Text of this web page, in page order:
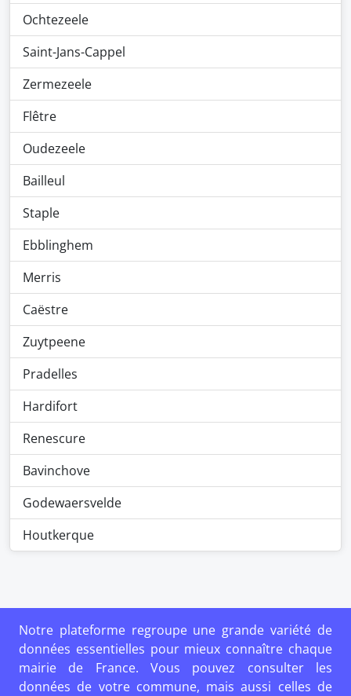
Ochtezeele
Saint-Jans-Cappel
Zermezeele
Flêtre
Oudezeele
Bailleul
Staple
Ebblinghem
Merris
Caëstre
Zuytpeene
Pradelles
Hardifort
Renescure
Bavinchove
Godewaersvelde
Houtkerque
Notre plateforme regroupe une grande variété de
données essentielles pour mieux connaître chaque
mairie de France. Vous pouvez consulter les
données de votre commune, mais aussi celles de